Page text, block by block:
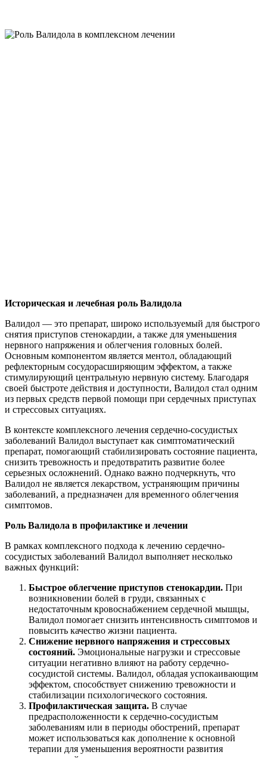
Историческая и лечебная роль Валидола
Валидол — это препарат, широко используемый для быстрого
снятия приступов стенокардии, а также для уменьшения
нервного напряжения и облегчения головных болей.
Основным компонентом является ментол, обладающий
рефлекторным сосудорасширяющим эффектом, а также
стимулирующий центральную нервную систему. Благодаря
своей быстроте действия и доступности, Валидол стал одним
из первых средств первой помощи при сердечных приступах
и стрессовых ситуациях.
В контексте комплексного лечения сердечно-сосудистых
заболеваний Валидол выступает как симптоматический
препарат, помогающий стабилизировать состояние пациента,
снизить тревожность и предотвратить развитие более
серьезных осложнений. Однако важно подчеркнуть, что
Валидол не является лекарством, устраняющим причины
заболеваний, а предназначен для временного облегчения
симптомов.
Роль Валидола в профилактике и лечении
В рамках комплексного подхода к лечению сердечно-
сосудистых заболеваний Валидол выполняет несколько
важных функций:
Быстрое облегчение приступов стенокардии. При
возникновении болей в груди, связанных с
недостаточным кровоснабжением сердечной мышцы,
Валидол помогает снизить интенсивность симптомов и
повысить качество жизни пациента.
Снижение нервного напряжения и стрессовых
состояний. Эмоциональные нагрузки и стрессовые
ситуации негативно влияют на работу сердечно-
сосудистой системы. Валидол, обладая успокаивающим
эффектом, способствует снижению тревожности и
стабилизации психологического состояния.
Профилактическая защита. В случае
предрасположенности к сердечно-сосудистым
заболеваниям или в периоды обострений, препарат
может использоваться как дополнение к основной
терапии для уменьшения вероятности развития